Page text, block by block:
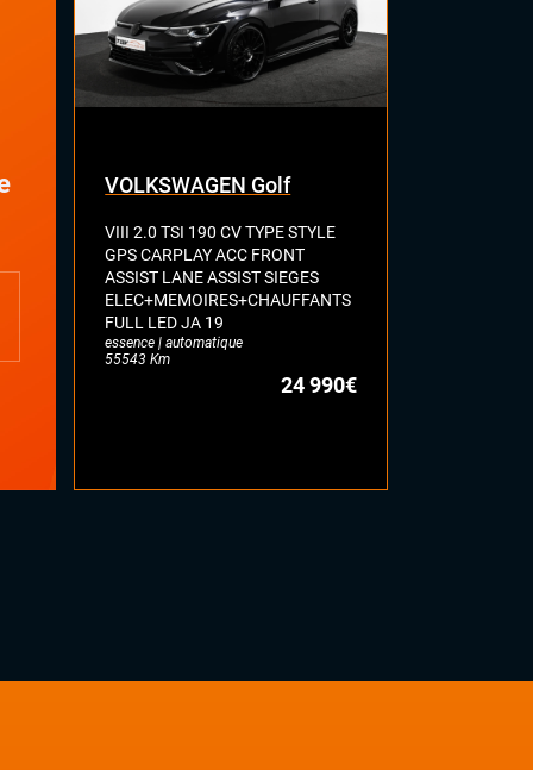
VOLKSWAGEN Golf
VIII 2.0 TSI 190 CV TYPE STYLE
GPS CARPLAY ACC FRONT
ASSIST LANE ASSIST SIEGES
ELEC+MEMOIRES+CHAUFFANTS
FULL LED JA 19
essence | automatique
55543 Km
24 990€